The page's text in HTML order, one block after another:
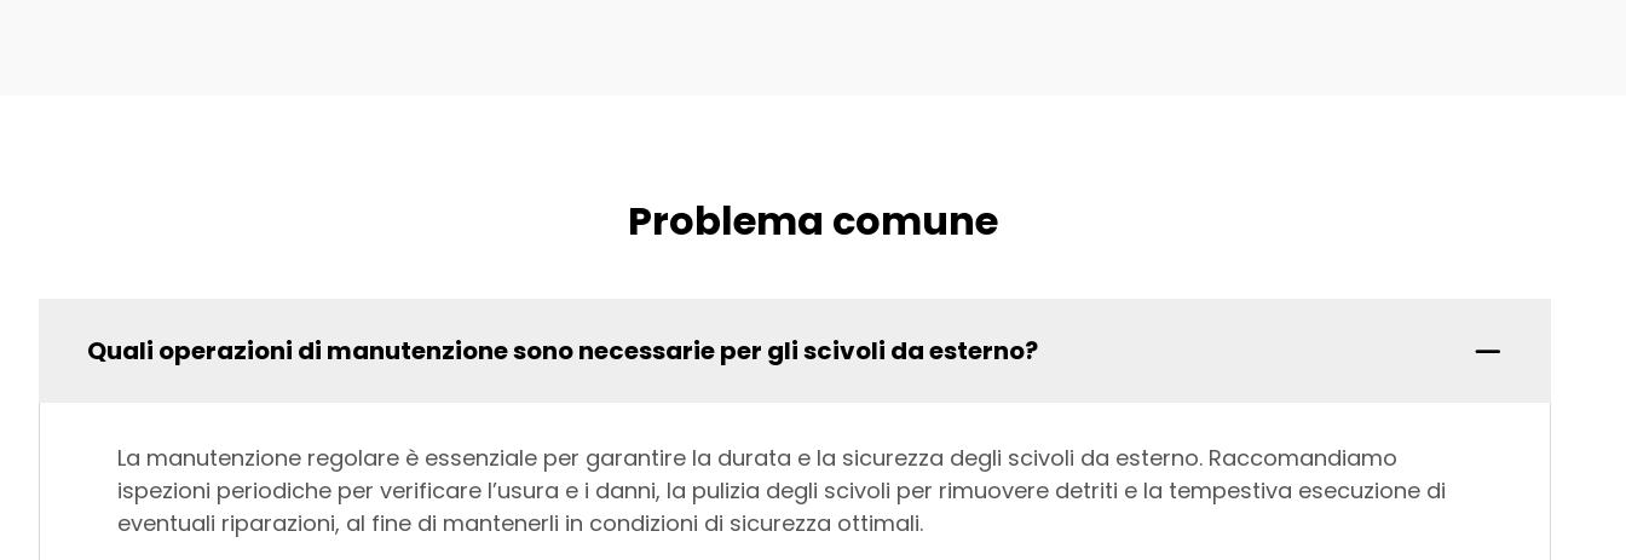
Problema comune
Quali operazioni di manutenzione sono necessarie per gli scivoli da esterno?
La manutenzione regolare è essenziale per garantire la durata e la sicurezza degli scivoli da esterno. Raccomandiamo
ispezioni periodiche per verificare l’usura e i danni, la pulizia degli scivoli per rimuovere detriti e la tempestiva esecuzione di
eventuali riparazioni, al fine di mantenerli in condizioni di sicurezza ottimali.